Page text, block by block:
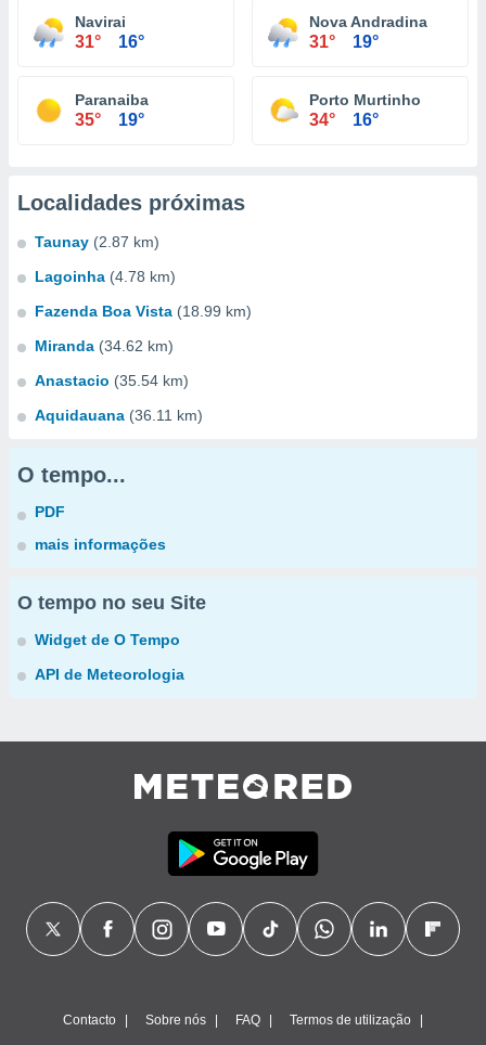
Navirai
31° 16°
Nova Andradina
31° 19°
Paranaiba
35° 19°
Porto Murtinho
34° 16°
Localidades próximas
Taunay (2.87 km)
Lagoinha (4.78 km)
Fazenda Boa Vista (18.99 km)
Miranda (34.62 km)
Anastacio (35.54 km)
Aquidauana (36.11 km)
O tempo...
PDF
mais informações
O tempo no seu Site
Widget de O Tempo
API de Meteorologia
Contacto Sobre nós FAQ Termos de utilização